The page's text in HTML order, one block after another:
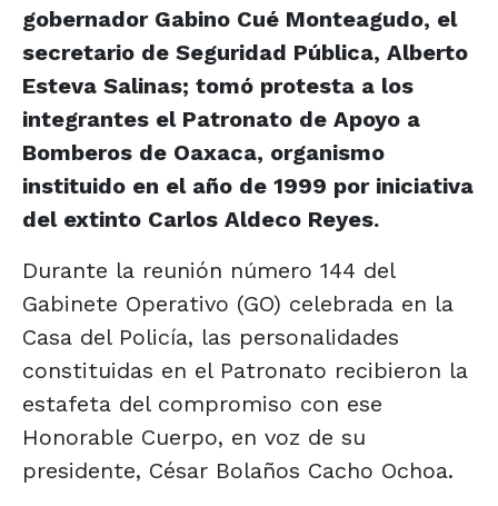
gobernador Gabino Cué Monteagudo, el
secretario de Seguridad Pública, Alberto
Esteva Salinas; tomó protesta a los
integrantes el Patronato de Apoyo a
Bomberos de Oaxaca, organismo
instituido en el año de 1999 por iniciativa
del extinto Carlos Aldeco Reyes.
Durante la reunión número 144 del
Gabinete Operativo (GO) celebrada en la
Casa del Policía, las personalidades
constituidas en el Patronato recibieron la
estafeta del compromiso con ese
Honorable Cuerpo, en voz de su
presidente, César Bolaños Cacho Ochoa.